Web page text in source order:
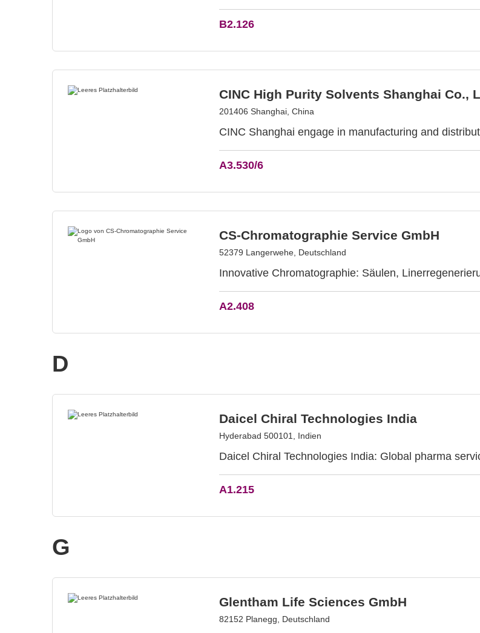
B2.126
CINC High Purity Solvents Shanghai Co.,
201406 Shanghai, China
CINC Shanghai engage in manufacturing and
A3.530/6
CS-Chromatographie Service GmbH
52379 Langerwehe, Deutschland
Innovative Chromatographie: Säulen,
A2.408
D
Daicel Chiral Technologies India
Hyderabad 500101, Indien
Daicel Chiral Technologies India: Global pharma
A1.215
G
Glentham Life Sciences GmbH
82152 Planegg, Deutschland